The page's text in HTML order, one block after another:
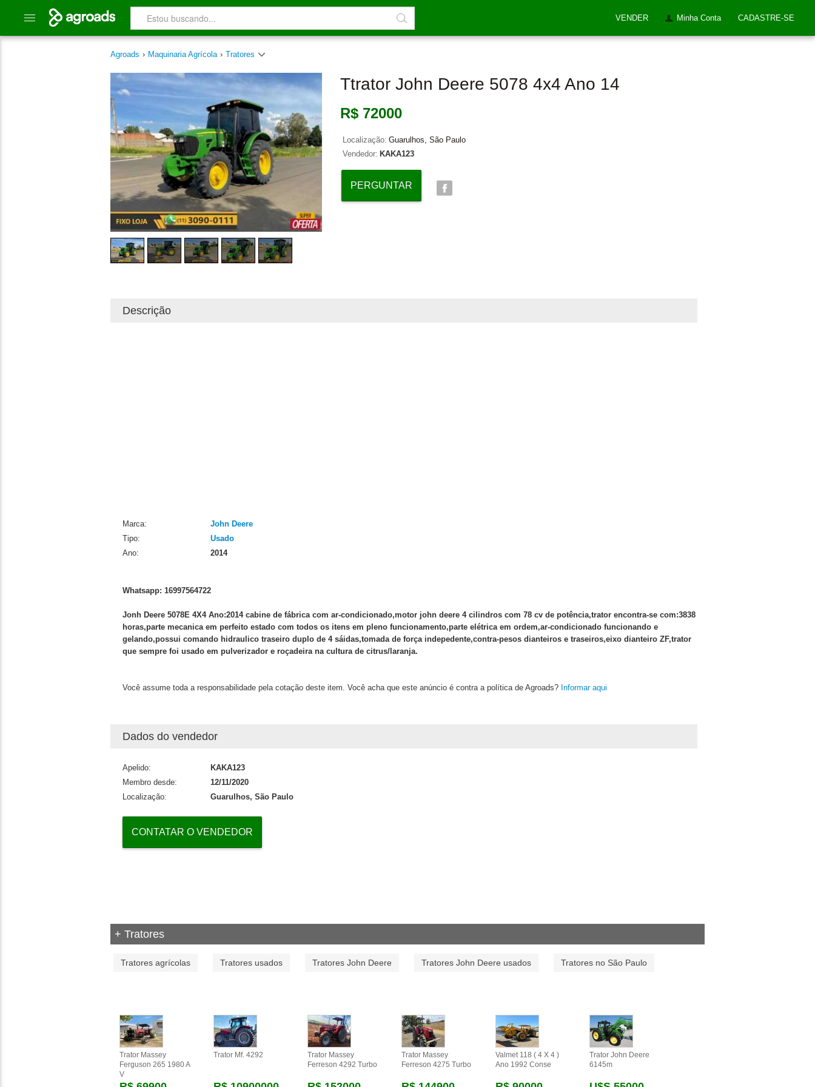
VENDER Minha Conta CADASTRE-SE
Agroads › Maquinaria Agrícola › Tratores
Ttrator John Deere 5078 4x4 Ano 14
R$ 72000
Localização: Guarulhos, São Paulo
Vendedor: KAKA123
PERGUNTAR
Descrição
Marca:
John Deere
Tipo:
Usado
Ano:
2014
Whatsapp: 16997564722
Jonh Deere 5078E 4X4 Ano:2014 cabine de fábrica com ar-condicionado,motor john deere 4 cilindros com 78 cv de potência,trator encontra-se com:3838
horas,parte mecanica em perfeito estado com todos os itens em pleno funcionamento,parte elétrica em ordem,ar-condicionado funcionando e
gelando,possui comando hidraulico traseiro duplo de 4 sáidas,tomada de força indepedente,contra-pesos dianteiros e traseiros,eixo dianteiro ZF,trator
que sempre foi usado em pulverizador e roçadeira na cultura de citrus/laranja.
Você assume toda a responsabilidade pela cotação deste item. Você acha que este anúncio é contra a política de Agroads? Informar aqui
Dados do vendedor
Apelido:
KAKA123
Membro desde:
12/11/2020
Localização:
Guarulhos, São Paulo
CONTATAR O VENDEDOR
+ Tratores
Tratores agrícolas Tratores usados Tratores John Deere Tratores John Deere usados Tratores no São Paulo
Trator Massey
Ferguson 265 1980 A
V
Trator Mf. 4292
Trator Massey
Ferreson 4292 Turbo
Trator Massey
Ferreson 4275 Turbo
Valmet 118 ( 4 X 4 )
Ano 1992 Conse
Trator John Deere
6145m